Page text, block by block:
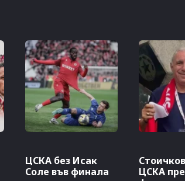
ЦСКА без Исак
Соле във финала
ЦСКА